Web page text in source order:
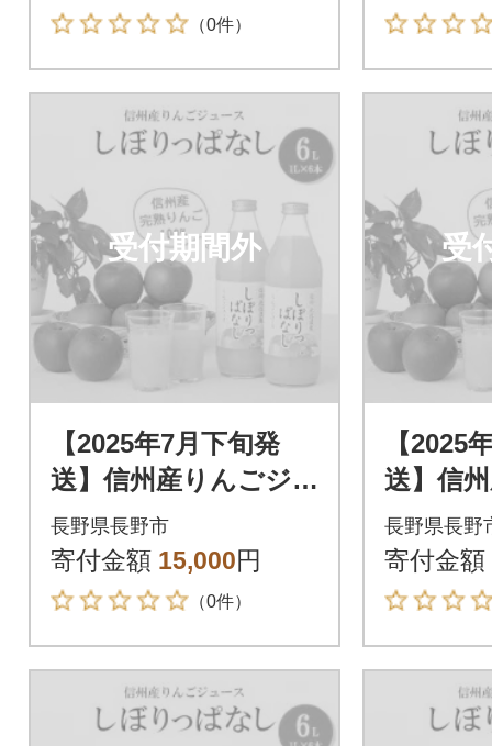
（0件）
受付期間外
【2025年7月下旬発
送】信州産りんごジ
ュース しぼりっぱ
なし 1,000ml×6本
長野県長野市
寄付金額 15,000円
（0件）
受
【2025
送】信
ュース
なし
長野県長野
寄付金額